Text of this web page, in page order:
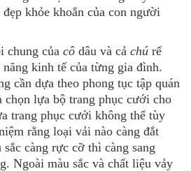
khỏe khoắn của con người
chung của cô dâu và cả chú rể
kinh tế của từng gia đình.
cần dựa theo phong tục tập quán
lựa bộ trang phục cưới cho
trang phục cưới không thể tùy
rằng loại vải nào càng đắt
càng rực cỡ thì càng sang
Ngoài màu sắc và chất liệu vảy